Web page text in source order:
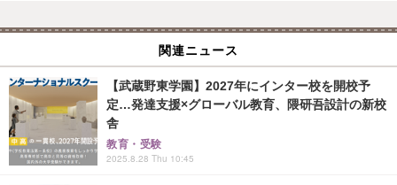
関連ニュース
【武蔵野東学園】2027年にインター校を開校予
定…発達支援×グローバル教育、隈研吾設計の新校
舎
教育・受験
2025.8.28 Thu 10:45